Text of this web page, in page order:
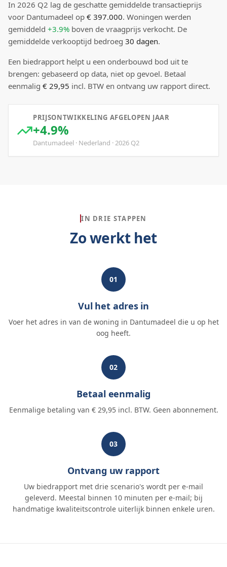
In 2026 Q2 lag de geschatte gemiddelde transactieprijs
voor Dantumadeel op € 397.000. Woningen werden
gemiddeld +3.9% boven de vraagprijs verkocht. De
gemiddelde verkooptijd bedroeg 30 dagen.
Een biedrapport helpt u een onderbouwd bod uit te
brengen: gebaseerd op data, niet op gevoel. Betaal
eenmalig € 29,95 incl. BTW en ontvang uw rapport direct.
PRIJSONTWIKKELING AFGELOPEN JAAR
+4.9%
Dantumadeel · Nederland ·2026 Q2
IN DRIE STAPPEN
Zo werkt het
01
Vul het adres in
Voer het adres in van de woning in Dantumadeel die u op het
oog heeft.
02
Betaal eenmalig
Eenmalige betaling van € 29,95 incl. BTW. Geen abonnement.
03
Ontvang uw rapport
Uw biedrapport met drie scenario's wordt per e-mail
geleverd. Meestal binnen 10 minuten per e-mail; bij
handmatige kwaliteitscontrole uiterlijk binnen enkele uren.